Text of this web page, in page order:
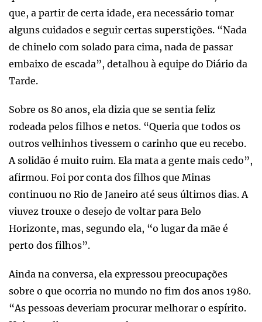
que, a partir de certa idade, era necessário tomar
alguns cuidados e seguir certas superstições. “Nada
de chinelo com solado para cima, nada de passar
embaixo de escada”, detalhou à equipe do Diário da
Tarde.
Sobre os 80 anos, ela dizia que se sentia feliz
rodeada pelos filhos e netos. “Queria que todos os
outros velhinhos tivessem o carinho que eu recebo.
A solidão é muito ruim. Ela mata a gente mais cedo”,
afirmou. Foi por conta dos filhos que Minas
continuou no Rio de Janeiro até seus últimos dias. A
viuvez trouxe o desejo de voltar para Belo
Horizonte, mas, segundo ela, “o lugar da mãe é
perto dos filhos”.
Ainda na conversa, ela expressou preocupações
sobre o que ocorria no mundo no fim dos anos 1980.
“As pessoas deveriam procurar melhorar o espírito.